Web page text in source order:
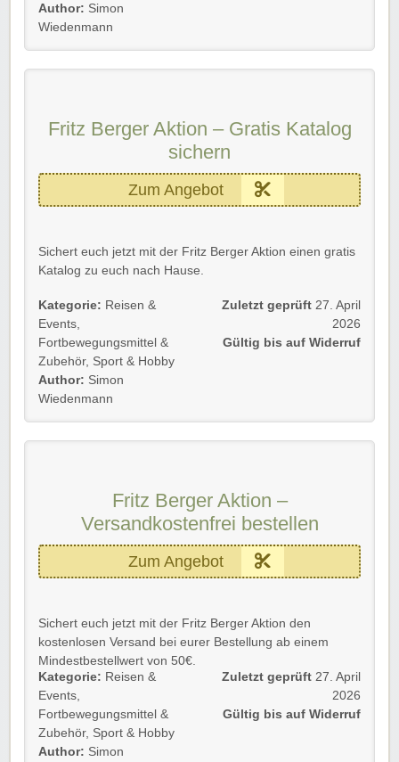
Wir wünschen euch viel Spaß beim Reisen und Testen!
Author: Simon
Wiedenmann
Fritz Berger Aktion – Gratis Katalog
sichern
Zum Angebot
Sichert euch jetzt mit der Fritz Berger Aktion einen gratis
Katalog zu euch nach Hause.
Gültig für Neu- und Bestandskunden bis auf Widerruf.
Einfach dem Link folgen und sparen.
Wir wünschen euch viel Spaß beim Stöbern und hoffen,
ihr findet auch etwas Schönes!
Kategorie: Reisen &
Events
Fortbewegungsmittel &
Zubehör, Sport & Hobby
Author: Simon
Wiedenmann
Zuletzt geprüft 27. April
2026
Gültig bis auf Widerruf
Fritz Berger Aktion –
Versandkostenfrei bestellen
Zum Angebot
Sichert euch jetzt mit der Fritz Berger Aktion den
kostenlosen Versand bei eurer Bestellung ab einem
Mindestbestellwert von 50€.
Gültig für Neu- und Bestandskunden bis auf Widerruf.
Einfach dem Link folgen, Mindestbestellwert erreichen
und kostenlosen Versand sichern.
Kategorie: Reisen &
Events
Fortbewegungsmittel &
Zubehör, Sport & Hobby
Author: Simon
Zuletzt geprüft 27. April
2026
Gültig bis auf Widerruf